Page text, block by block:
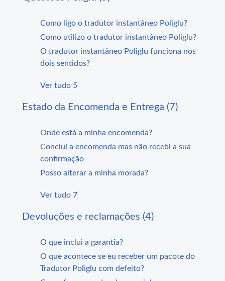
Como ligo o tradutor instantâneo Poliglu?
Como utilizo o tradutor instantâneo Poliglu?
O tradutor instantâneo Poliglu funciona nos
dois sentidos?
Ver tudo 5
Estado da Encomenda e Entrega (7)
Onde está a minha encomenda?
Concluí a encomenda mas não recebi a sua
confirmação
Posso alterar a minha morada?
Ver tudo 7
Devoluções e reclamações (4)
O que inclui a garantia?
O que acontece se eu receber um pacote do
Tradutor Poliglu com defeito?